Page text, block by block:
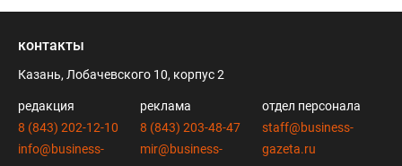
контакты
Казань, Лобачевского 10, корпус 2
редакция
8 (843) 202-12-10
info@business-
реклама
8 (843) 203-48-47
mir@business-
отдел персонала
staff@business-
gazeta.ru